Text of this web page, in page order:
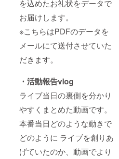
を込めたお礼状をデータで
お届けします。
※こちらはPDFのデータを
メールにて送付させていた
だきます。
・ 活動報告vlog
ライブ当日の裏側を分かり
やすくまとめた動画です。
本番当日どのような動きで
どのように ライブを創りあ
げていたのか、動画でより